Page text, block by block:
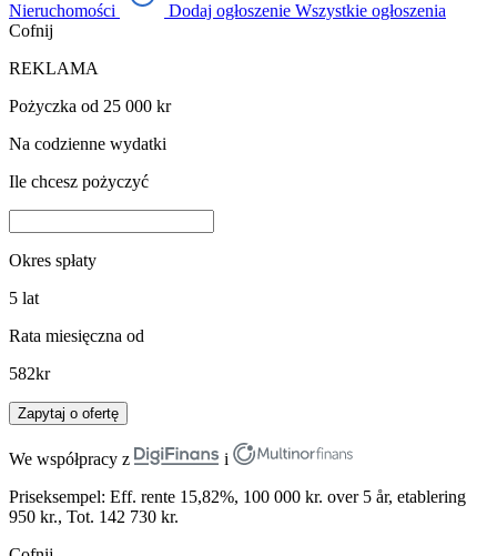
Nieruchomości Dodaj ogłoszenie Wszystkie ogłoszenia
Cofnij
REKLAMA
Pożyczka od 25 000 kr
Na codzienne wydatki
Ile chcesz pożyczyć
Okres spłaty
5 lat
Rata miesięczna od
582kr
Zapytaj o ofertę
We współpracy z
i
Priseksempel: Eff. rente 15,82%, 100 000 kr. over 5 år, etablering
950 kr., Tot. 142 730 kr.